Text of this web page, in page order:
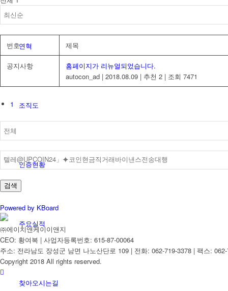
연혁
조직도
인증현황
주요실적
찾아오시는길
번호 제목
공지사항
홈페이지가 리뉴얼되었습니다.
autocon_ad | 2018.08.09 | 추천 2 | 조회 7471
1
검색
Powered by KBoard
㈜에이치앤케이이앤지
CEO: 황여복 | 사업자등록번호: 615-87-00064
주소: 전라남도 장성군 남면 나노산단로 109 | 전화: 062-719-3378 | 팩스:
Copyright 2018 All rights reserved.